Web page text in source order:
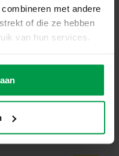
met andere
of die ze hebben
van hun services.
und Kreativität
Mindestalte